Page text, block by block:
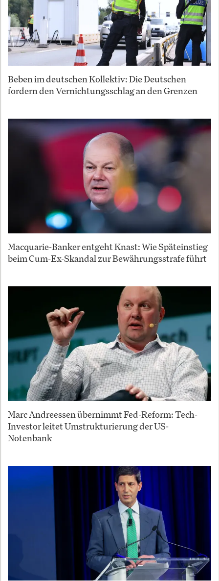
Beben im deutschen Kollektiv: Die Deutschen
fordern den Vernichtungsschlag an den Grenzen
Macquarie-Banker entgeht Knast: Wie Späteinstieg
beim Cum-Ex-Skandal zur Bewährungsstrafe führt
Marc Andreessen übernimmt Fed-Reform: Tech-
Investor leitet Umstrukturierung der US-
Notenbank